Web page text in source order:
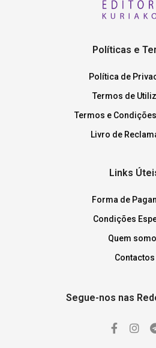
Políticas e
Política de
Termos de
Termos e
Livro de
Links
Forma de
Condições
Quem
Contactos
Segue-nos nas